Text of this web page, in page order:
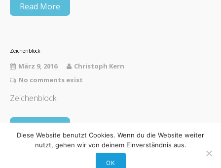
Read More
Zeichenblock
März 9, 2016
Christoph Kern
No comments exist
Zeichenblock
Read More
Diese Website benutzt Cookies. Wenn du die Website weiter
nutzt, gehen wir von deinem Einverständnis aus.
OK